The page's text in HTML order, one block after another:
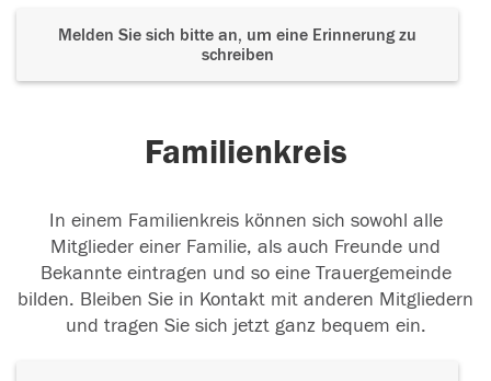
Melden Sie sich bitte an, um eine Erinnerung zu
schreiben
Familienkreis
In einem Familienkreis können sich sowohl alle
Mitglieder einer Familie, als auch Freunde und
Bekannte eintragen und so eine Trauergemeinde
bilden. Bleiben Sie in Kontakt mit anderen Mitgliedern
und tragen Sie sich jetzt ganz bequem ein.